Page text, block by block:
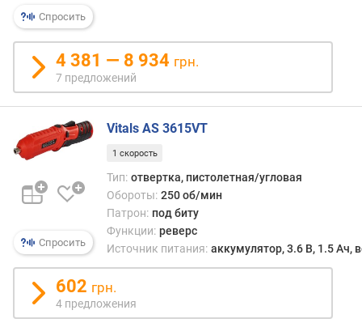
ч
и
с
л
о
с
т
у
е
н
к
т
я
Спросить
4 381 — 8 934 грн.
7 предложений
Спросить
Vitals AS 3615VT
1 скорость
Тип: отвертка, пистолетная/угловая
Обороты: 250 об/мин
Патрон: под биту
Функции: реверс
Источник питания: аккумулятор, 3.6 В, 1.5 Ач,
602 грн.
4 предложения